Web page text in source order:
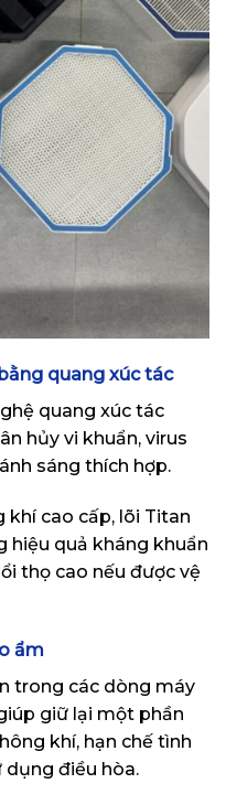
quang xúc tác
quang xúc tác
hủy vi khuẩn, virus
sáng thích hợp.
cao cấp, lõi Titan
hiệu quả kháng khuẩn
thọ cao nếu được vệ
ẩm
trong các dòng máy
giữ lại một phần
khí, hạn chế tình
điều hòa.